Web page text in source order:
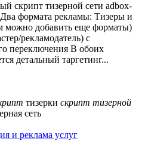
скрипт тизерной сети adbox-
формата рекламы: Тизеры и
можно добавить еще форматы)
рекламодатель) с
переключения В обоих
детальный таргетинг...
тизерки скрипт тизерной
сеть
и реклама услуг